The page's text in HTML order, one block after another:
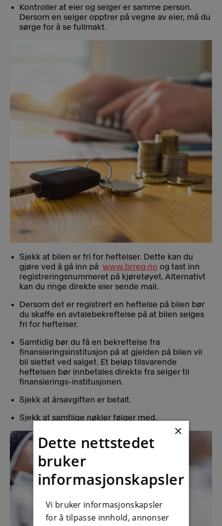
Kontroller at eier og selger er samme person.
Dersom en selger opptrer på vegne av eier, må du
sørge for å se fullmakt.
Sjekk at bilen er fri for heftelser. Dette kan du
gjøre ved å gå inn påwww.brreg.no ​ og tast inn
registreringsnummeret på kjøretøyet. Alternativt
kan du ringe direkte eler sende mail.
Dersom det er registrert en heftelse på bilen bør
du skaffe en avtalebekreftelse på at bilen selges
fri for heftelser.
Samtidig bør du få en bekreftelse fra
finansieringsinstitusjon på at gjelden på bilen vil
bli slettet ved salget. Et beløp tilsvarende
heftelsen bør innbetales direkte fra selger til
finansierings-institusjonen.
Sjekk at årsavgiften er betalt.
Sjekk at samtlige nøkler følger med.
×
Dette nettstedet
bruker
informasjonskapsler
Vi bruker informasjonskapsler
for å tilpasse innhold, annonser